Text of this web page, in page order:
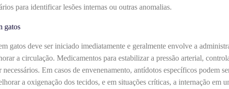
para identificar lesões internas ou outras anomalias.
gatos
gatos deve ser iniciado imediatamente e geralmente envolve a
a circulação. Medicamentos para estabilizar a pressão arterial,
necessários. Em casos de envenenamento, antídotos específicos podem
a oxigenação dos tecidos, e em situações críticas, a internação em